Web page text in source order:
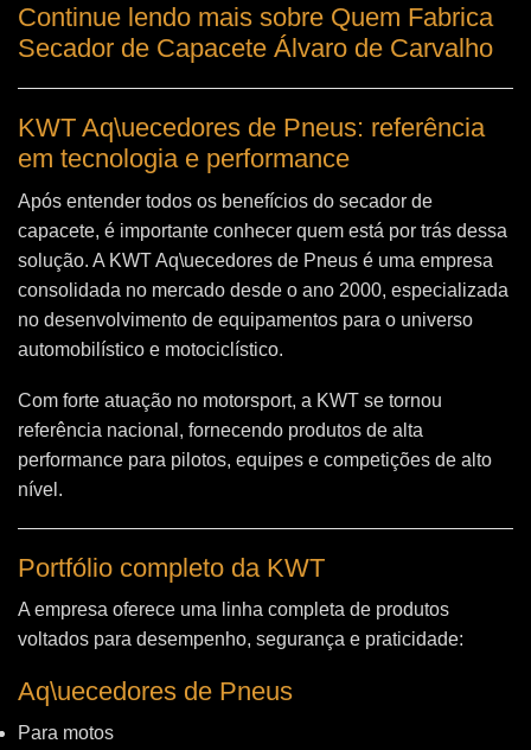
Continue lendo mais sobre Quem Fabrica
Secador de Capacete Álvaro de Carvalho
KWT Aq\uecedores de Pneus: referência
em tecnologia e performance
Após entender todos os benefícios do secador de
capacete, é importante conhecer quem está por trás dessa
solução. A KWT Aq\uecedores de Pneus é uma empresa
consolidada no mercado desde o ano 2000, especializada
no desenvolvimento de equipamentos para o universo
automobilístico e motociclístico.
Com forte atuação no motorsport, a KWT se tornou
referência nacional, fornecendo produtos de alta
performance para pilotos, equipes e competições de alto
nível.
Portfólio completo da KWT
A empresa oferece uma linha completa de produtos
voltados para desempenho, segurança e praticidade:
Aq\uecedores de Pneus
Para motos